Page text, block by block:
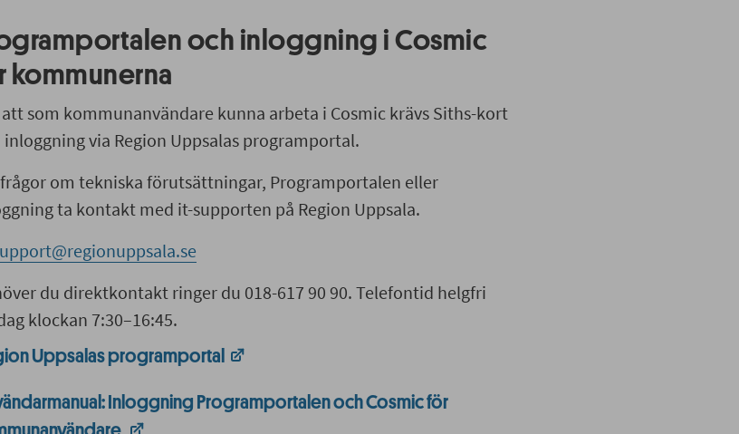
och inloggning i Cosmic
kommunerna
som kommunanvändare kunna arbeta i Cosmic krävs Siths-kort
inloggning via Region Uppsalas programportal.
om tekniska förutsättningar, Programportalen eller
ta kontakt med it-supporten på Region Uppsala.
du direktkontakt ringer du 018-617 90 90. Telefontid helgfri
klockan 7:30–16:45.
Uppsalas programportal
Inloggning Programportalen och Cosmic för